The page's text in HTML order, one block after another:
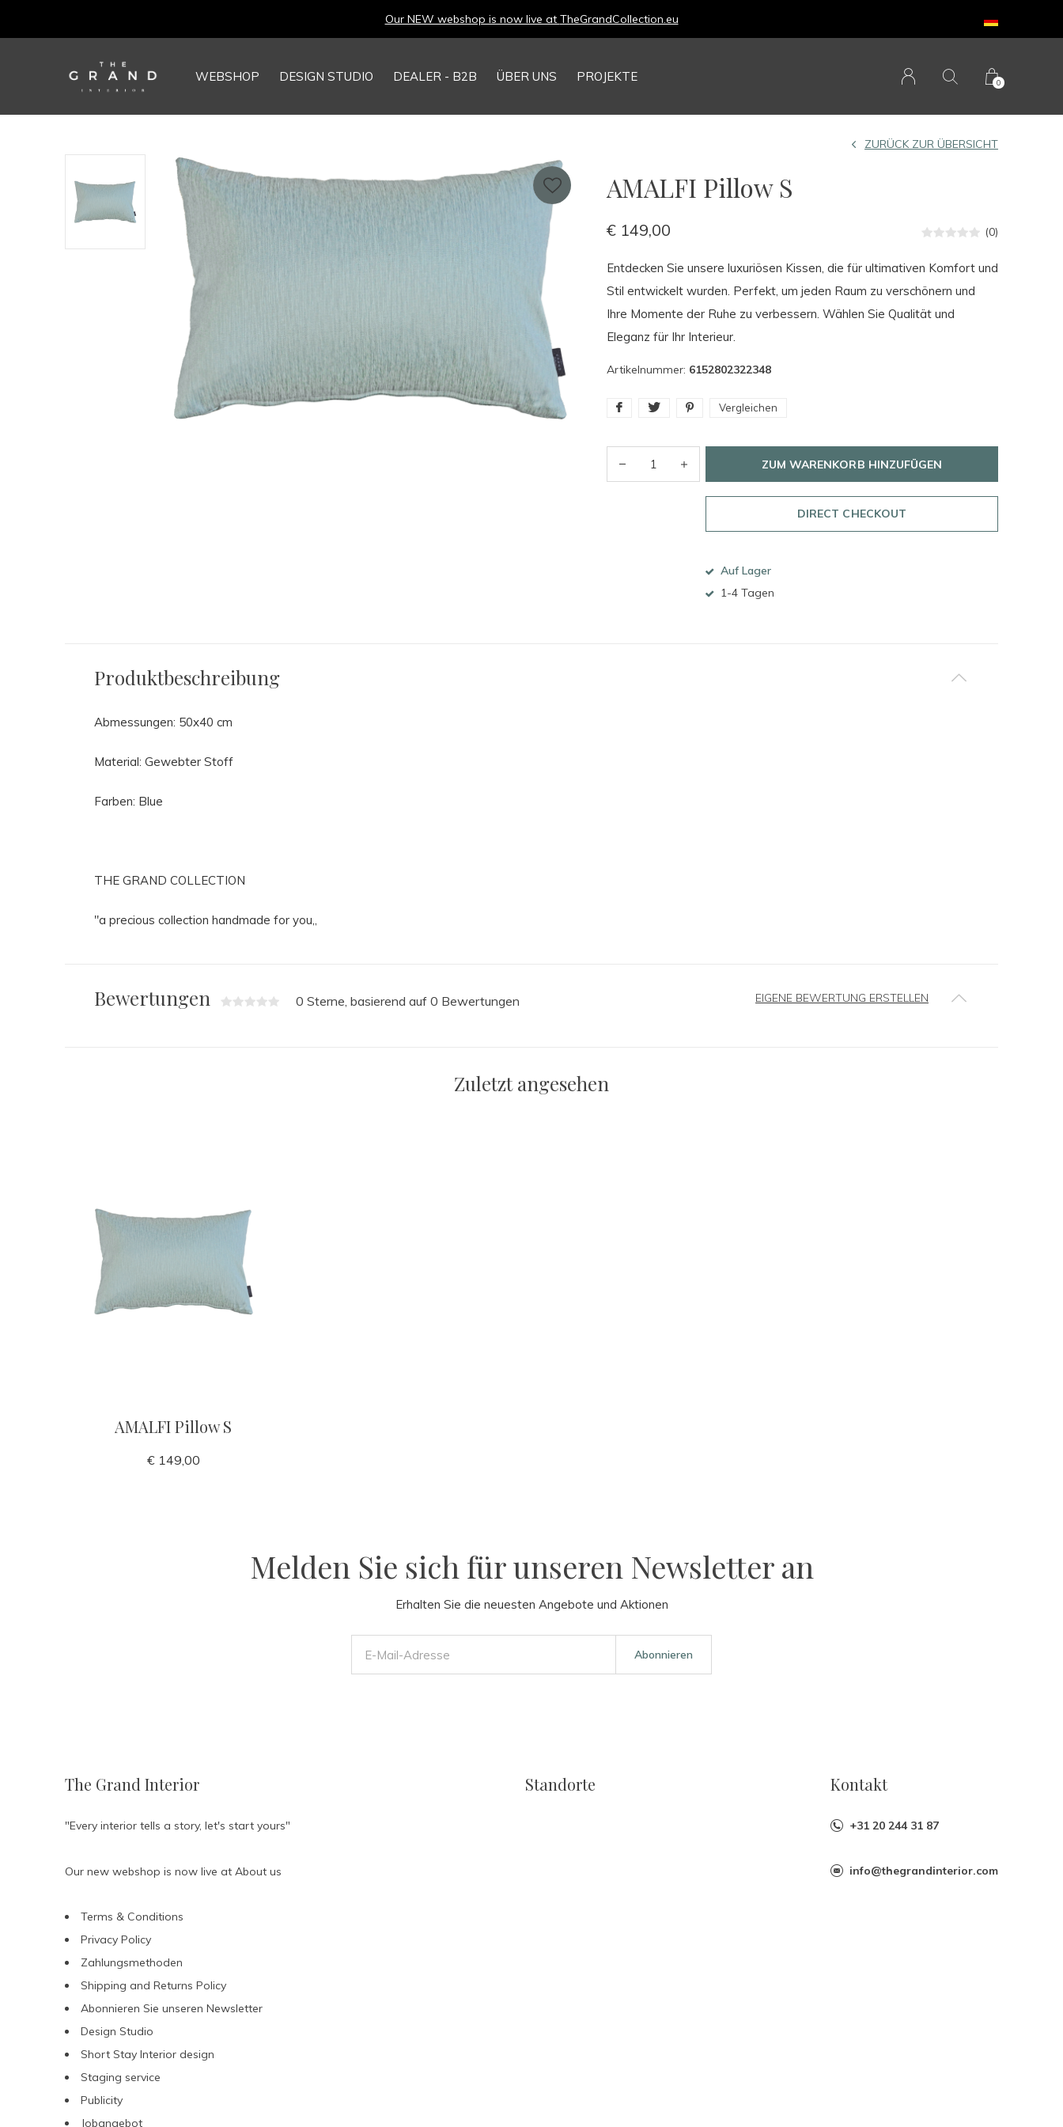
WEBSHOP DESIGN STUDIO DEALER - B2B ÜBER UNS PROJEKTE 0
Our NEW webshop is now live at TheGrandCollection.eu
AMALFI Pillow S
ZURÜCK ZUR ÜBERSICHT
€ 149,00 (0)
Entdecken Sie unsere luxuriösen Kissen, die für ultimativen Komfort und
Stil entwickelt wurden. Perfekt, um jeden Raum zu verschönern und
Ihre Momente der Ruhe zu verbessern. Wählen Sie Qualität und
Eleganz für Ihr Interieur.
Artikelnummer: 6152802322348
Vergleichen
ZUM WARENKORB HINZUFÜGEN
DIRECT CHECKOUT
Auf Lager
1-4 Tagen
Produktbeschreibung
Abmessungen: 50x40 cm
Material: Gewebter Stoff
Farben: Blue
THE GRAND COLLECTION
"a precious collection handmade for you,,
Bewertungen 0 Sterne, basierend auf 0 Bewertungen EIGENE BEWERTUNG ERSTELLEN
Zuletzt angesehen
AMALFI Pillow S
€ 149,00
Melden Sie sich für unseren Newsletter an
Erhalten Sie die neuesten Angebote und Aktionen
Abonnieren
The Grand Interior
"Every interior tells a story, let's start yours"
Our new webshop is now live at About us
Terms & Conditions
Privacy Policy
Zahlungsmethoden
Shipping and Returns Policy
Abonnieren Sie unseren Newsletter
Design Studio
Short Stay Interior design
Staging service
Publicity
Jobangebot
Standorte Kontakt
+31 20 244 31 87
info@thegrandinterior.com